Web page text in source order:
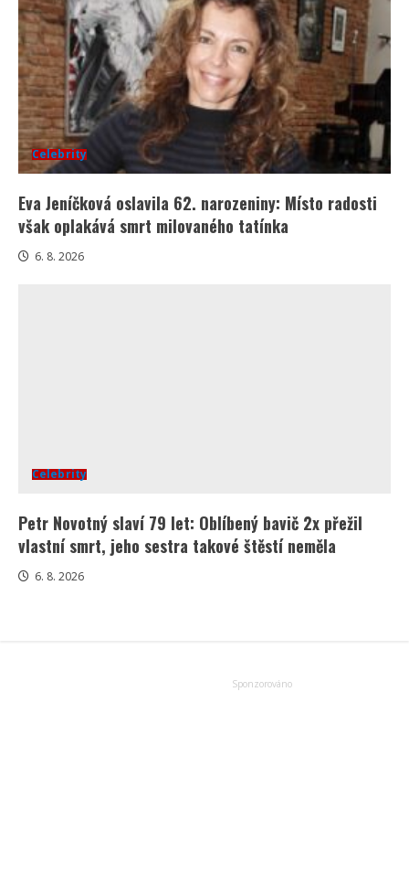
Celebrity
Eva Jeníčková oslavila 62. narozeniny: Místo radosti
však oplakává smrt milovaného tatínka
6. 8. 2026
Celebrity
Petr Novotný slaví 79 let: Oblíbený bavič 2x přežil
vlastní smrt, jeho sestra takové štěstí neměla
6. 8. 2026